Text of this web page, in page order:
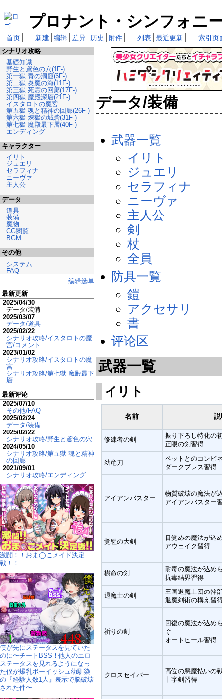
プロナント・シンフォニ
首页 新建 编辑 差异 历史 附件 列表 最近更新 索引页
データ/装備
武器一覧
イリト
ジュエリ
セラフィナ
ニーヴァ
主人公
剣
杖
全員
防具一覧
鎧
アクセサリ
書
评论区
武器一覧
イリト
名前 説
修練者の剣
振り下ろし特化の
正眼の剣習得
幼竜刀
ペットとのコンビ
ダークブレス習得
アイアンバスター
物質破壊の魔法が
アイアンバスター
覚醒の大剣
目覚めの魔法が込
アウェイク習得
樹命の剣
耐毒の魔法が込め
抗毒結界習得
退魔士の剣
王国退魔士団の幹
退魔剣術の構え習
祈りの剣
回復の魔法が込め
ぐ
オートヒール習得
クロスセイバー
高位の悪魔払いの
十字剣習得
シナリオ攻略
基礎知識
野生と鳶色の穴(1F-)
第一獄 青の洞窟(6F-)
第二獄 炎魔の海(11F-)
第三獄 死霊の回廊(17F-)
第四獄 魔殿深層(21F-)
イスタロトの魔宮
第五獄 魂と精神の回廊(26F-)
第六獄 煉獄の城砦(31F-)
第七獄 魔殿最下層(40F-)
エンディング
キャラクター
イリト
ジュエリ
セラフィナ
ニーヴァ
主人公
データ
道具
装備
魔物
CG閲覧
BGM
その他
システム
FAQ
编辑选单
最新更新
2025/04/30
データ/装備
2025/03/07
データ/道具
2025/02/22
シナリオ攻略/イスタロトの魔
宮/コメント
2023/01/02
シナリオ攻略/イスタロトの魔
宮
シナリオ攻略/第七獄 魔殿最下
層
最新评论
2025/07/10
その他/FAQ
2025/02/24
データ/装備
2025/02/22
シナリオ攻略/野生と鳶色の穴
2024/05/10
シナリオ攻略/第五獄 魂と精神
の回廊
2021/09/01
シナリオ攻略/エンディング
激闘！！おま◯こメイド決定
戦！！
僕が先にステータスを見ていた
のに〜チートBSS！他人のエロ
ステータスを見れるようになっ
た僕が爆乳ボーイッシュ幼馴染
の『経験人数1人』表示で脳破壊
された件〜